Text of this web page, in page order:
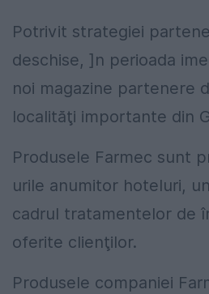
Potrivit strategiei
deschise, ]n perioada
noi magazine partenere
localităţi importante din
Produsele Farmec sunt
urile anumitor hoteluri,
cadrul tratamentelor de
oferite clienţilor.
Produsele companiei